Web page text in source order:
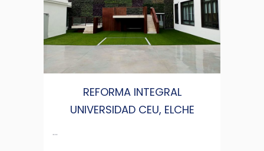
REFORMA INTEGRAL
UNIVERSIDAD CEU, ELCHE
...